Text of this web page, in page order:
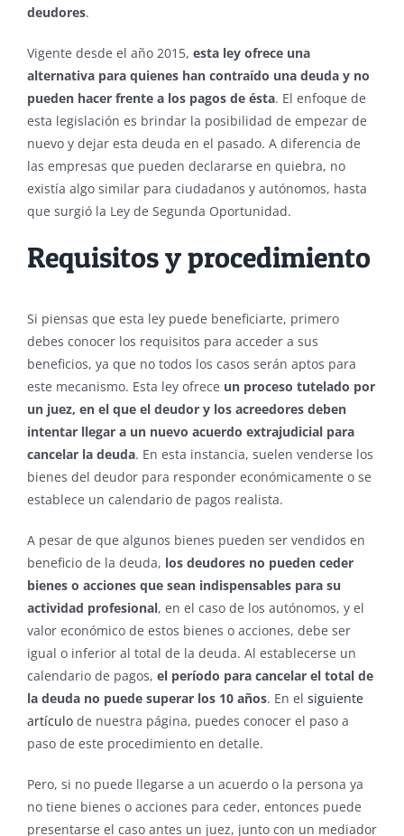
deudores.
Vigente desde el año 2015, esta ley ofrece una
alternativa para quienes han contraído una deuda y no
pueden hacer frente a los pagos de ésta. El enfoque de
esta legislación es brindar la posibilidad de empezar de
nuevo y dejar esta deuda en el pasado. A diferencia de
las empresas que pueden declararse en quiebra, no
existía algo similar para ciudadanos y autónomos, hasta
que surgió la Ley de Segunda Oportunidad.
Requisitos y procedimiento
Si piensas que esta ley puede beneficiarte, primero
debes conocer los requisitos para acceder a sus
beneficios, ya que no todos los casos serán aptos para
este mecanismo. Esta ley ofrece un proceso tutelado por
un juez, en el que el deudor y los acreedores deben
intentar llegar a un nuevo acuerdo extrajudicial para
cancelar la deuda. En esta instancia, suelen venderse los
bienes del deudor para responder económicamente o se
establece un calendario de pagos realista.
A pesar de que algunos bienes pueden ser vendidos en
beneficio de la deuda, los deudores no pueden ceder
bienes o acciones que sean indispensables para su
actividad profesional, en el caso de los autónomos, y el
valor económico de estos bienes o acciones, debe ser
igual o inferior al total de la deuda. Al establecerse un
calendario de pagos, el período para cancelar el total de
la deuda no puede superar los 10 años. En el siguiente
artículo de nuestra página, puedes conocer el paso a
paso de este procedimiento en detalle.
Pero, si no puede llegarse a un acuerdo o la persona ya
no tiene bienes o acciones para ceder, entonces puede
presentarse el caso antes un juez, junto con un mediador